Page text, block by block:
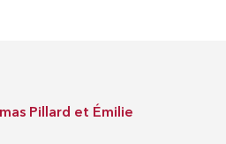
Pillard et Émilie